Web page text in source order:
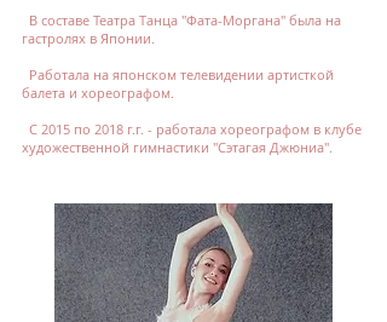
В составе Театра Танца "Фата-Моргана" была на
гастролях в Японии.
Работала на японском телевидении артисткой
балета и хореографом.
С 2015 по 2018 г.г. - работала хореографом в клубе
художественной гимнастики "Сэтагая Джюниа".